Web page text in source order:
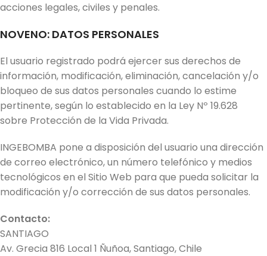
acciones legales, civiles y penales.
NOVENO: DATOS PERSONALES
El usuario registrado podrá ejercer sus derechos de
información, modificación, eliminación, cancelación y/o
bloqueo de sus datos personales cuando lo estime
pertinente, según lo establecido en la Ley Nº 19.628
sobre Protección de la Vida Privada.
INGEBOMBA pone a disposición del usuario una dirección
de correo electrónico, un número telefónico y medios
tecnológicos en el Sitio Web para que pueda solicitar la
modificación y/o corrección de sus datos personales.
Contacto:
SANTIAGO
Av. Grecia 816 Local 1 Ñuñoa, Santiago, Chile